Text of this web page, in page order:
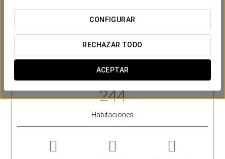
CONFIGURAR
RECHAZAR TODO
ACEPTAR
Además, todas ellas disponen deequipamientos de última
y de las máximas prestaciones para el descanso.
El baño cuenta con bañera y ducha para ofrecer la mejor
experiencia al huésped.
Habitaciones